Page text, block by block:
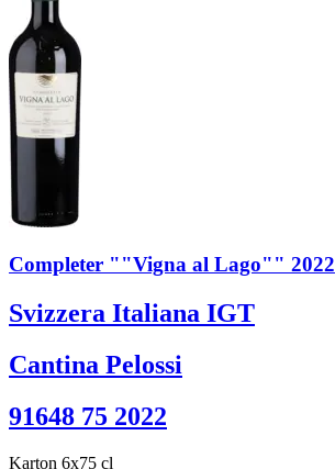
Completer ""Vigna al Lago"" 2022
Svizzera Italiana IGT
Cantina Pelossi
91648 75 2022
Karton 6x75 cl